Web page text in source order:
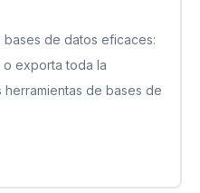
de datos eficaces:
o exporta toda la
de bases de